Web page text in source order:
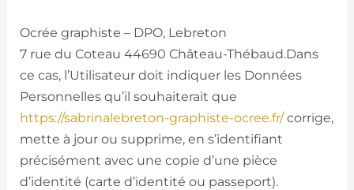
Ocrée graphiste – DPO, Lebreton
7 rue du Coteau 44690 Château-Thébaud.Dans
ce cas, l’Utilisateur doit indiquer les Données
Personnelles qu’il souhaiterait que
https://sabrinalebreton-graphiste-ocree.fr/corrige,
mette à jour ou supprime, en s’identifiant
précisément avec une copie d’une pièce
d’identité (carte d’identité ou passeport).